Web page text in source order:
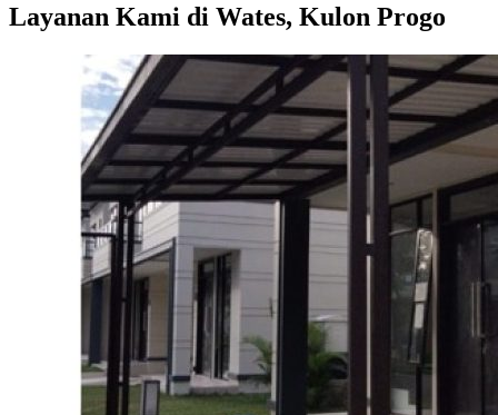
Layanan Kami di Wates, Kulon Progo